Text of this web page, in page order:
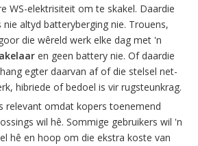
WS-elektrisiteit om te skakel. Daardie
nie altyd batteryberging nie. Trouens,
die wêreld werk elke dag met 'n
en geen battery nie. Of daardie
egter daarvan af of die stelsel net-
hibriede of bedoel is vir rugsteunkrag.
relevant omdat kopers toenemend
wil hê. Sommige gebruikers wil 'n
hê en hoop om die ekstra koste van